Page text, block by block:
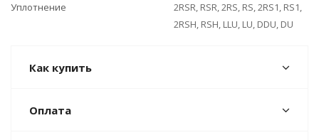
Уплотнение
2RSR, RSR, 2RS, RS, 2RS1, RS1,
2RSH, RSH, LLU, LU, DDU, DU
Как купить
Оплата